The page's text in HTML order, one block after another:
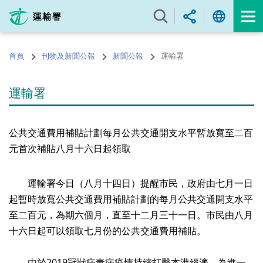
內
的首頁 刊物及新聞公報 新聞公報 運輸署
運輸署
公共交通費用補貼計劃每月公共交通開支水平暫放寬至二百
元首次補貼八月十六日起領取
運輸署今日（八月十四日）提醒市民，政府由七月一日
起暫時放寬公共交通費用補貼計劃的每月公共交通開支水平
至二百元，為期六個月，直至十二月三十一日。市民由八月
十六日起可以領取七月份的公共交通費用補貼。